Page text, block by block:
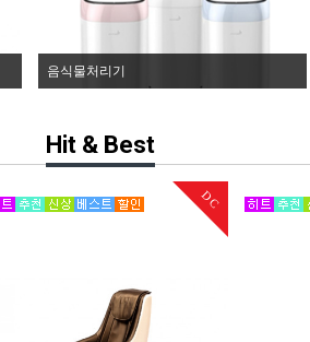
음식물처리기
Hit & Best
DC